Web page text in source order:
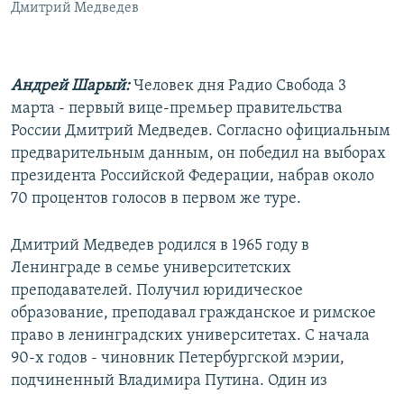
Дмитрий Медведев
Андрей Шарый: Человек дня Радио Свобода 3
марта - первый вице-премьер правительства
России Дмитрий Медведев. Согласно официальным
предварительным данным, он победил на выборах
президента Российской Федерации, набрав около
70 процентов голосов в первом же туре.
Дмитрий Медведев родился в 1965 году в
Ленинграде в семье университетских
преподавателей. Получил юридическое
образование, преподавал гражданское и римское
право в ленинградских университетах. С начала
90-х годов - чиновник Петербургской мэрии,
подчиненный Владимира Путина. Один из